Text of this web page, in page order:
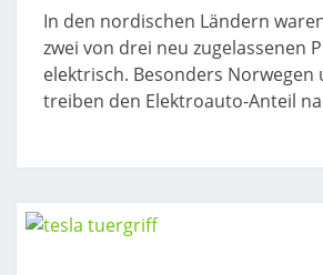
DEN
MARKT
KANN
In den nordischen Ländern
zwei von drei neu zugelassenen
elektrisch. Besonders Norwegen
treiben den Elektroauto-Anteil